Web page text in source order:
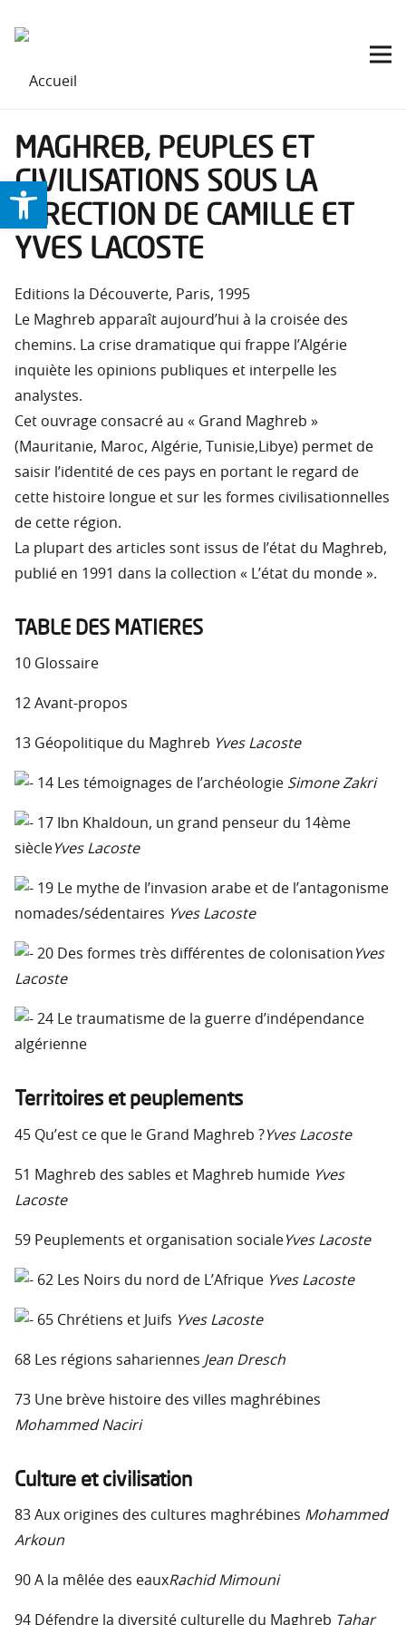
MAGHREB, PEUPLES ET
CIVILISATIONS SOUS LA
DIRECTION DE CAMILLE ET
YVES LACOSTE
Editions la Découverte, Paris, 1995
Le Maghreb apparaît aujourd’hui à la croisée des
chemins. La crise dramatique qui frappe l’Algérie
inquiète les opinions publiques et interpelle les
analystes.
Cet ouvrage consacré au « Grand Maghreb »
(Mauritanie, Maroc, Algérie, Tunisie,Libye) permet de
saisir l’identité de ces pays en portant le regard de
cette histoire longue et sur les formes civilisationnelles
de cette région.
La plupart des articles sont issus de l’état du Maghreb,
publié en 1991 dans la collection « L’état du monde ».
TABLE DES MATIERES
10 Glossaire
12 Avant-propos
13 Géopolitique du Maghreb Yves Lacoste
14 Les témoignages de l’archéologie Simone Zakri
17 Ibn Khaldoun, un grand penseur du 14ème
siècleYves Lacoste
19 Le mythe de l’invasion arabe et de l’antagonisme
nomades/sédentaires Yves Lacoste
20 Des formes très différentes de colonisation Yves
Lacoste
24 Le traumatisme de la guerre d’indépendance
algérienne
Territoires et peuplements
45 Qu’est ce que le Grand Maghreb ?Yves Lacoste
51 Maghreb des sables et Maghreb humide Yves
Lacoste
59 Peuplements et organisation socialeYves Lacoste
62 Les Noirs du nord de L’Afrique Yves Lacoste
65 Chrétiens et Juifs Yves Lacoste
68 Les régions sahariennes Jean Dresch
73 Une brève histoire des villes maghrébines
Mohammed Naciri
Culture et civilisation
83 Aux origines des cultures maghrébines Mohammed
Arkoun
90 A la mêlée des eauxRachid Mimouni
94 Défendre la diversité culturelle du Maghreb Tahar
Ouvrir la barre d’outils